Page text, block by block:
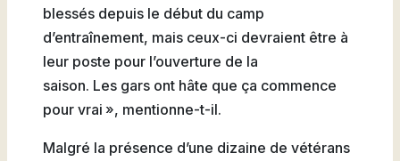
blessés depuis le début du camp
d’entraînement, mais ceux-ci devraient être à
leur poste pour l’ouverture de la
saison. Les gars ont hâte que ça commence
pour vrai », mentionne-t-il.
Malgré la présence d’une dizaine de vétérans